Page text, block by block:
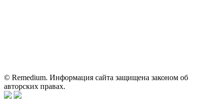
© Remedium. Информация сайта защищена законом об
авторских правах.